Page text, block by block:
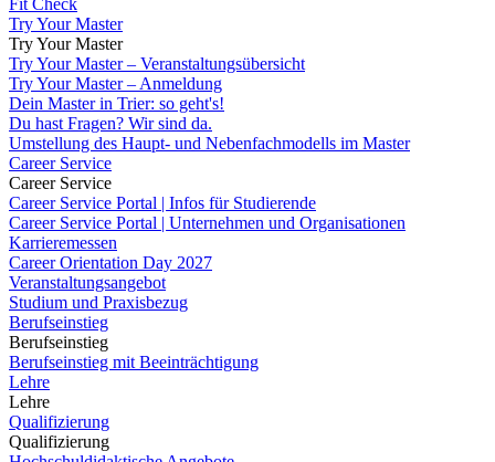
Fit Check
Try Your Master
Try Your Master
Try Your Master – Veranstaltungsübersicht
Try Your Master – Anmeldung
Dein Master in Trier: so geht's!
Du hast Fragen? Wir sind da.
Umstellung des Haupt- und Nebenfachmodells im Master
Career Service
Career Service
Career Service Portal | Infos für Studierende
Career Service Portal | Unternehmen und Organisationen
Karrieremessen
Career Orientation Day 2027
Veranstaltungsangebot
Studium und Praxisbezug
Berufseinstieg
Berufseinstieg
Berufseinstieg mit Beeinträchtigung
Lehre
Lehre
Qualifizierung
Qualifizierung